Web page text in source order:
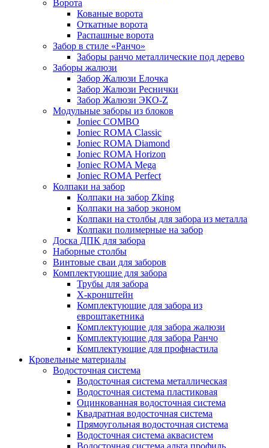
Ворота
Кованые ворота
Откатные ворота
Распашные ворота
Забор в стиле «Ранчо»
Заборы ранчо металлические под дерево
Заборы жалюзи
Забор Жалюзи Елочка
Забор Жалюзи Реснички
Забор Жалюзи ЭКО-Z
Модульные заборы из блоков
Joniec COMBO
Joniec ROMA Classic
Joniec ROMA Diamond
Joniec ROMA Horizon
Joniec ROMA Mega
Joniec ROMA Perfect
Колпаки на забор
Колпаки на забор Zking
Колпаки на забор эконом
Колпаки на столбы для забора из металла
Колпаки полимерные на забор
Доска ДПК для забора
Наборные столбы
Винтовые сваи для заборов
Комплектующие для забора
Трубы для забора
Х-кронштейн
Комплектующие для забора из
евроштакетника
Комплектующие для забора жалюзи
Комплектующие для забора Ранчо
Комплектующие для профнастила
Кровельные материалы
Водосточная система
Водосточная система металлическая
Водосточная система пластиковая
Оцинкованная водосточная система
Квадратная водосточная система
Прямоугольная водосточная система
Водосточная система аквасистем
Водосточная система альта профиль